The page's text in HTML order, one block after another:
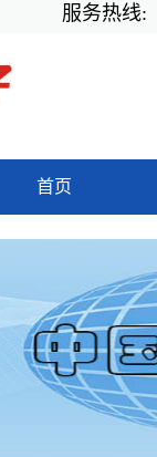
服务热线:
首页